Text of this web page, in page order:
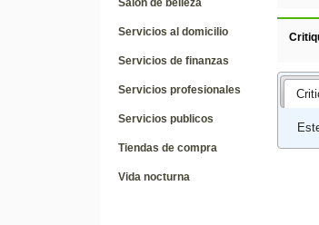
Salon de belleza
Servicios al domicilio
Servicios de finanzas
Servicios profesionales
Servicios publicos
Tiendas de compra
Vida nocturna